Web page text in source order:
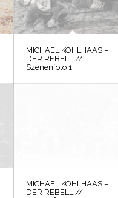
MICHAEL KOHLHAAS –
DER REBELL //
Szenenfoto 1
MICHAEL KOHLHAAS –
DER REBELL //